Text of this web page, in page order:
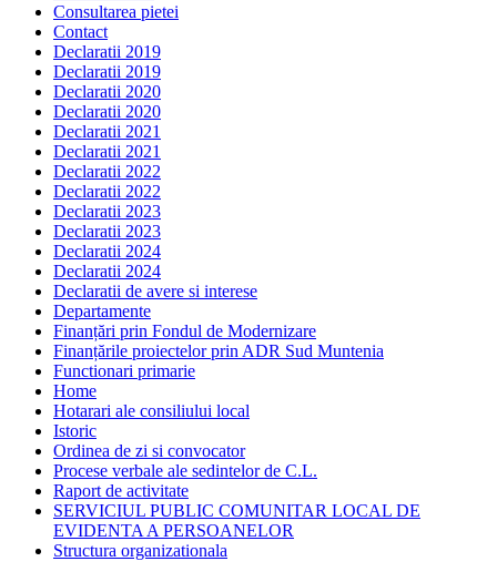
Consultarea pietei
Contact
Declaratii 2019
Declaratii 2019
Declaratii 2020
Declaratii 2020
Declaratii 2021
Declaratii 2021
Declaratii 2022
Declaratii 2022
Declaratii 2023
Declaratii 2023
Declaratii 2024
Declaratii 2024
Declaratii de avere si interese
Departamente
Finanțări prin Fondul de Modernizare
Finanțările proiectelor prin ADR Sud Muntenia
Functionari primarie
Home
Hotarari ale consiliului local
Istoric
Ordinea de zi si convocator
Procese verbale ale sedintelor de C.L.
Raport de activitate
SERVICIUL PUBLIC COMUNITAR LOCAL DE
EVIDENTA A PERSOANELOR
Structura organizationala